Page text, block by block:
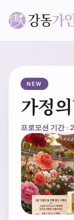
강동가
한의
진료
프로
NEW
가정
프로모션 기간 :